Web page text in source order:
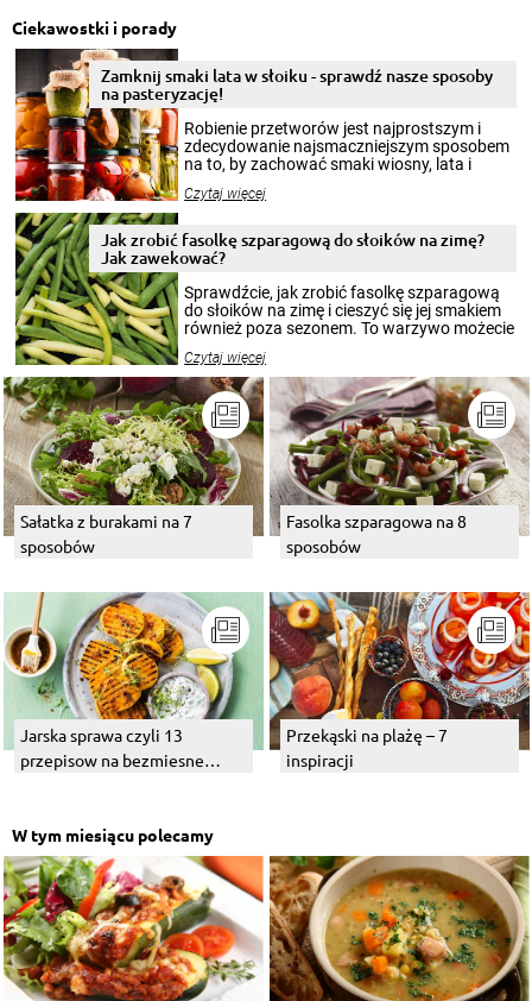
Ciekawostki i porady
Zamknij smaki lata w słoiku - sprawdź nasze sposoby
na pasteryzację!
Robienie przetworów jest najprostszym i
zdecydowanie najsmaczniejszym sposobem
na to, by zachować smaki wiosny, lata i
krajobrazów, by cieszyć nimi oko w sezonie
pełni poczuć atmosferę cieplejszych
miesięcy. Przygotowanie słoików ze
patenty, które pozwolą zachować świeżość
przetworów.
Czytaj więcej
Jak zrobić fasolkę szparagową do słoików na zimę?
Jak zawekować?
Sprawdźcie, jak zrobić fasolkę szparagową
do słoików na zimę i cieszyć się jej smakiem
również poza sezonem. To warzywo możecie
nasze propozycje!
Czytaj więcej
Sałatka z burakami na 7
sposobów
Fasolka szparagowa na 8
sposobów
Jarska sprawa czyli 13
przepisow na bezmiesne
Przekąski na plażę – 7
inspiracji
W tym miesiącu polecamy